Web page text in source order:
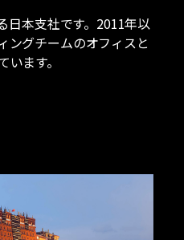
日本支社です。2011年以
ングチームのオフィスと
います。